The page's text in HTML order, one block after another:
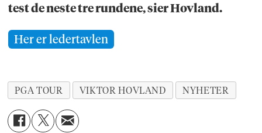
test de neste tre rundene, sier Hovland.
Her er ledertavlen
PGA TOUR VIKTOR HOVLAND NYHETER